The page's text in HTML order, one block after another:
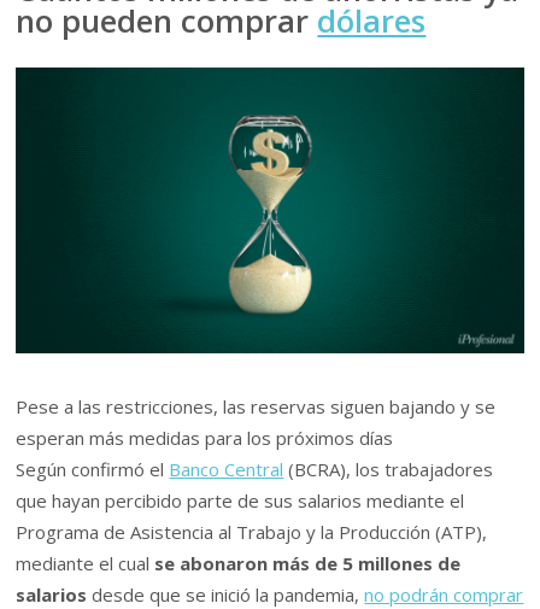
no pueden comprar dólares
Pese a las restricciones, las reservas siguen bajando y se
esperan más medidas para los próximos días
Según confirmó el Banco Central (BCRA), los trabajadores
que hayan percibido parte de sus salarios mediante el
Programa de Asistencia al Trabajo y la Producción (ATP),
mediante el cual se abonaron más de 5 millones de
salarios desde que se inició la pandemia,no podrán comprar